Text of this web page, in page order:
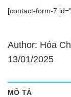
[contact-form-7
Author: Hóa
13/01/2025
MÔ TẢ